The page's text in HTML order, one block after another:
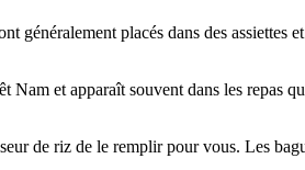
généralement placés dans des assiettes
Nam et apparaît souvent dans les repas
de riz de le remplir pour vous. Les